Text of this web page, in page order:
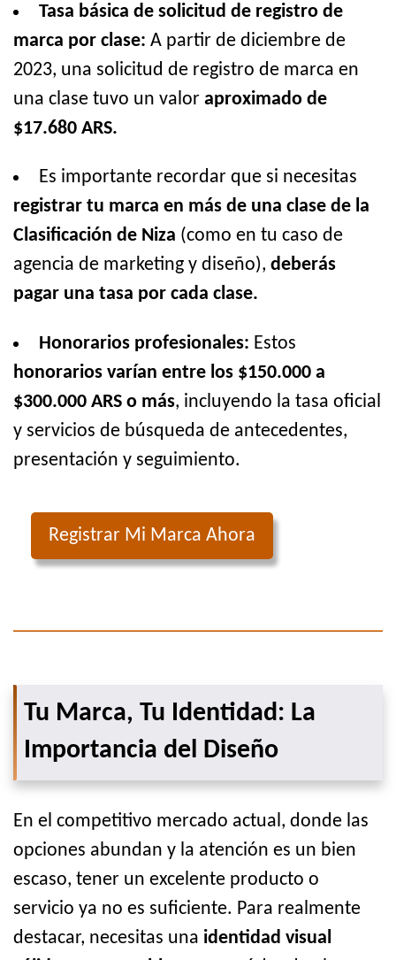
Tasa básica de solicitud de registro de
marca por clase: A partir de diciembre de
2023, una solicitud de registro de marca en
una clase tuvo un valor aproximado de
$17.680 ARS.
Es importante recordar que si necesitas
registrar tu marca en más de una clase de la
Clasificación de Niza (como en tu caso de
agencia de marketing y diseño), deberás
pagar una tasa por cada clase.
Honorarios profesionales: Estos
honorarios varían entre los $150.000 a
$300.000 ARS o más, incluyendo la tasa oficial
y servicios de búsqueda de antecedentes,
presentación y seguimiento.
Registrar Mi Marca Ahora
Tu Marca, Tu Identidad: La
Importancia del Diseño
En el competitivo mercado actual, donde las
opciones abundan y la atención es un bien
escaso, tener un excelente producto o
servicio ya no es suficiente. Para realmente
destacar, necesitas una identidad visual